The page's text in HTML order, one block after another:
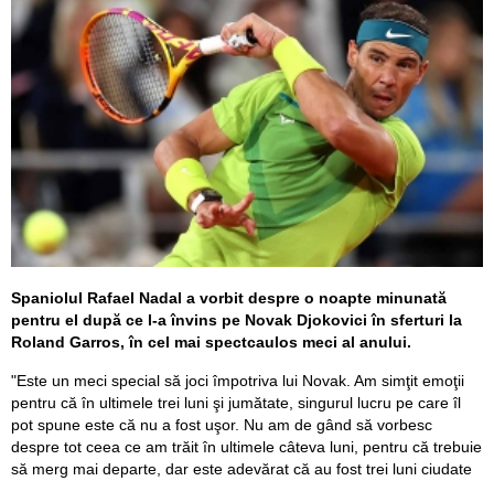
Spaniolul Rafael Nadal a vorbit despre o noapte minunată
pentru el după ce l-a învins pe Novak Djokovici în sferturi la
Roland Garros, în cel mai spectcaulos meci al anului.
"Este un meci special să joci împotriva lui Novak. Am simţit emoţii
pentru că în ultimele trei luni şi jumătate, singurul lucru pe care îl
pot spune este că nu a fost uşor. Nu am de gând să vorbesc
despre tot ceea ce am trăit în ultimele câteva luni, pentru că trebuie
să merg mai departe, dar este adevărat că au fost trei luni ciudate